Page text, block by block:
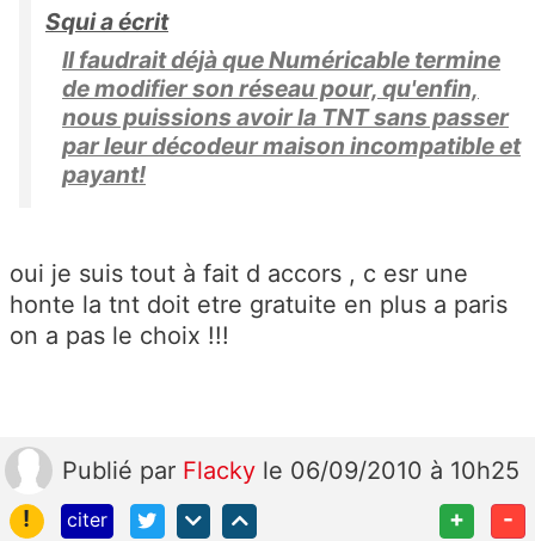
Squi a écrit
Il faudrait déjà que Numéricable termine
de modifier son réseau pour, qu'enfin,
nous puissions avoir la TNT sans passer
par leur décodeur maison incompatible et
payant!
oui je suis tout à fait d accors , c esr une
honte la tnt doit etre gratuite en plus a paris
on a pas le choix !!!
Publié par Flacky le 06/09/2010 à 10h25
!
citer + -